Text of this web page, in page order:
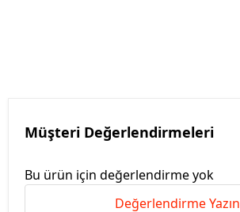
Müşteri Değerlendirmeleri
Bu ürün için değerlendirme yok
Değerlendirme Yazın